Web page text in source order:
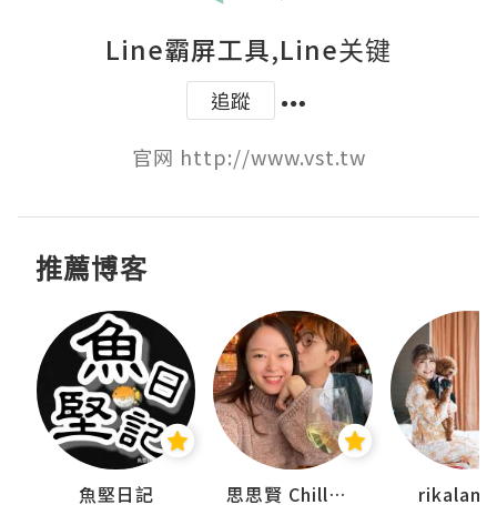
Line霸屏工具,Line关键
追蹤
官网 http://www.vst.tw
推薦博客
魚堅日記 思思賢 ChillMyBabe